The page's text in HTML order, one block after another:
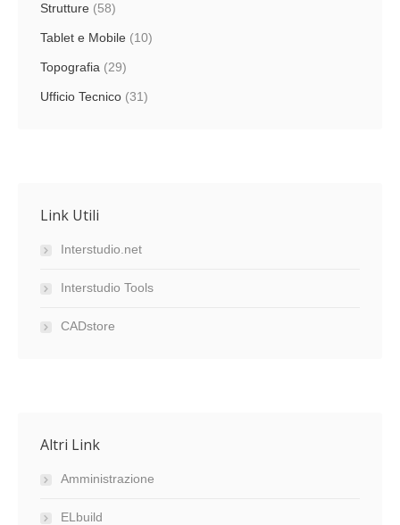
Strutture (58)
Tablet e Mobile (10)
Topografia (29)
Ufficio Tecnico (31)
Link Utili
Interstudio.net
Interstudio Tools
CADstore
Altri Link
Amministrazione
ELbuild